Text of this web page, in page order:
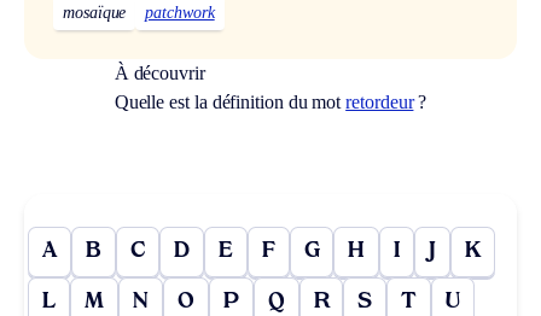
mosaïque patchwork
À découvrir
Quelle est la définition du motretordeur?
A B C D E F G H I J K
L M N O P Q R S T U